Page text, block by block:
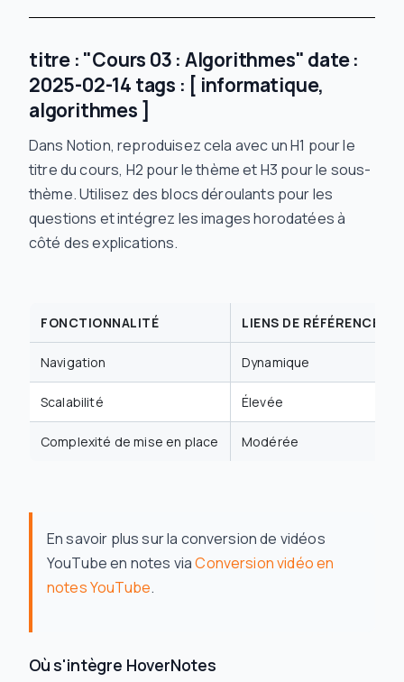
titre : "Cours 03 : Algorithmes" date :
2025-02-14 tags : [ informatique,
algorithmes ]
Dans Notion, reproduisez cela avec un H1 pour le
titre du cours, H2 pour le thème et H3 pour le sous-
thème. Utilisez des blocs déroulants pour les
questions et intégrez les images horodatées à
côté des explications.
FONCTIONNALITÉ LIENS DE RÉFÉRENCE
Navigation Dynamique
Scalabilité Élevée
Complexité de mise en place Modérée
En savoir plus sur la conversion de vidéos
YouTube en notes viaConversion vidéo en
notes YouTube.
Où s'intègre HoverNotes